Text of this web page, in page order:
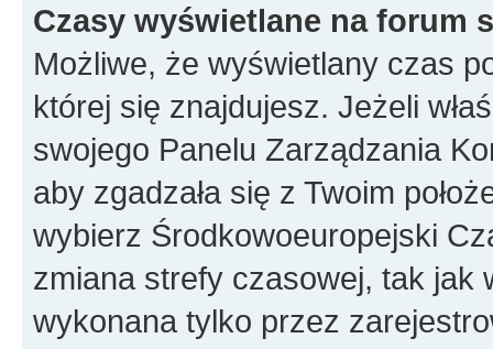
Czasy wyświetlane na forum
Możliwe, że wyświetlany czas
której się znajdujesz. Jeżeli
swojego Panelu Zarządzania
aby zgadzała się z Twoim
wybierz Środkowoeuropejski
zmiana strefy czasowej, tak jak
wykonana tylko przez